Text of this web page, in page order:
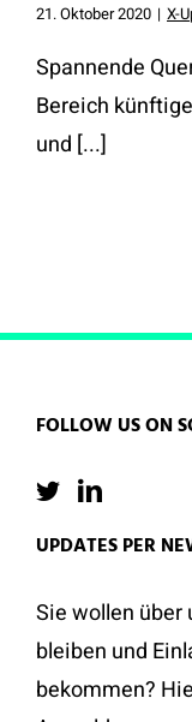
21. Oktober 2020 | X-
Spannende
Bereich
und [...]
FOLLOW US ON
UPDATES PER
Sie wollen
bleiben und
bekommen?